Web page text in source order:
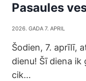
Pasaules
2026. GADA 7. APRIL
Šodien, 7. aprīlī,
dienu! Šī diena ik
cik…